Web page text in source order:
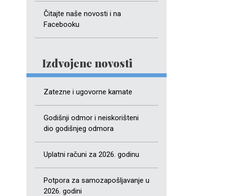
Čitajte naše novosti i na
Facebooku
Izdvojene novosti
Zatezne i ugovorne kamate
Godišnji odmor i neiskorišteni
dio godišnjeg odmora
Uplatni računi za 2026. godinu
Potpora za samozapošljavanje u
2026. godini